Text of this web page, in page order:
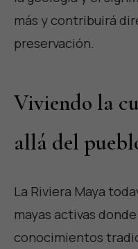
más y contribuirá
preservación.
Viviendo la
allá del
La Riviera Maya
mayas activas
conocimientos